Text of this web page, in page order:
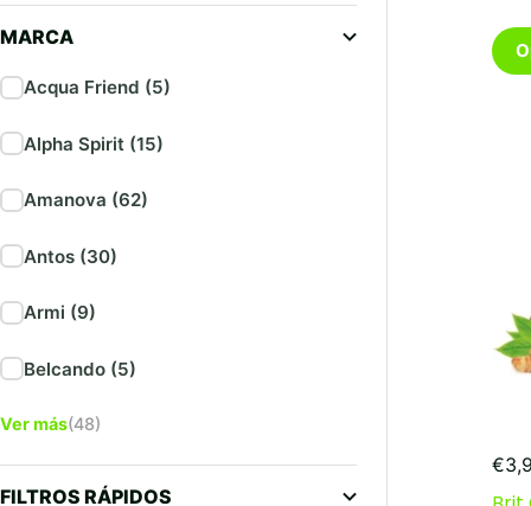
Este
de
€
MARCA
Acqua Friend (5)
Alpha Spirit (15)
Amanova (62)
Antos (30)
Armi (9)
Belcando (5)
Ver más(48)
FILTROS RÁPIDOS